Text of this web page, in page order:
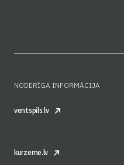
NODERĪGA INFORMĀCIJA
ventspils.lv
kurzeme.lv